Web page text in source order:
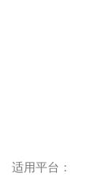
适用平台：